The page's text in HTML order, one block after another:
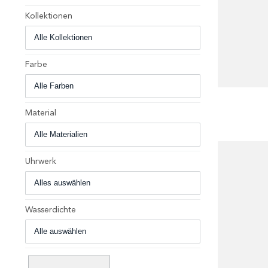
Kollektionen
Farbe
Material
Uhrwerk
Wasserdichte